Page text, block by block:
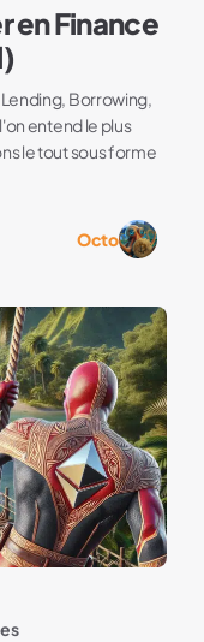
en Finance
Borrowing,
entend le plus
le tout sous forme
Octo